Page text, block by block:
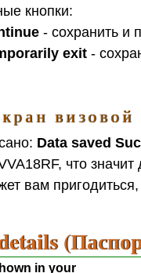
кнопки:
- сохранить и
exit -
визовой
Data saved
что
вам
in your